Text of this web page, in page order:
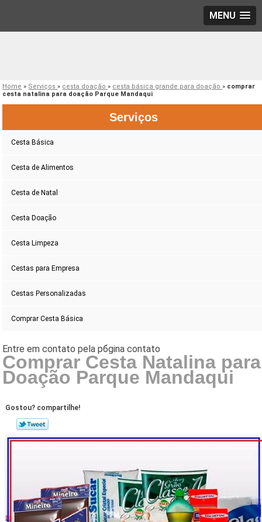
MENU
Home » Serviços» cesta doação» cesta básica grande para doação» comprar
cesta natalina para doação Parque Mandaqui
Serviços
Cesta Básica
Cesta de Alimentos
Cesta de Natal
Cesta Doação
Cesta Limpeza
Cestas para Empresa
Cestas Personalizadas
Comprar Cesta Básica
Comprar Cesta Natalina para
Doação Parque Mandaqui
Gostou? compartilhe!